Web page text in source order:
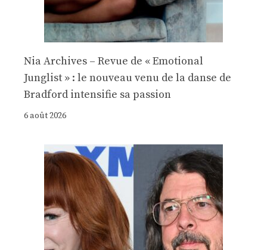
Nia Archives – Revue de « Emotional
Junglist » : le nouveau venu de la danse de
Bradford intensifie sa passion
6 août 2026